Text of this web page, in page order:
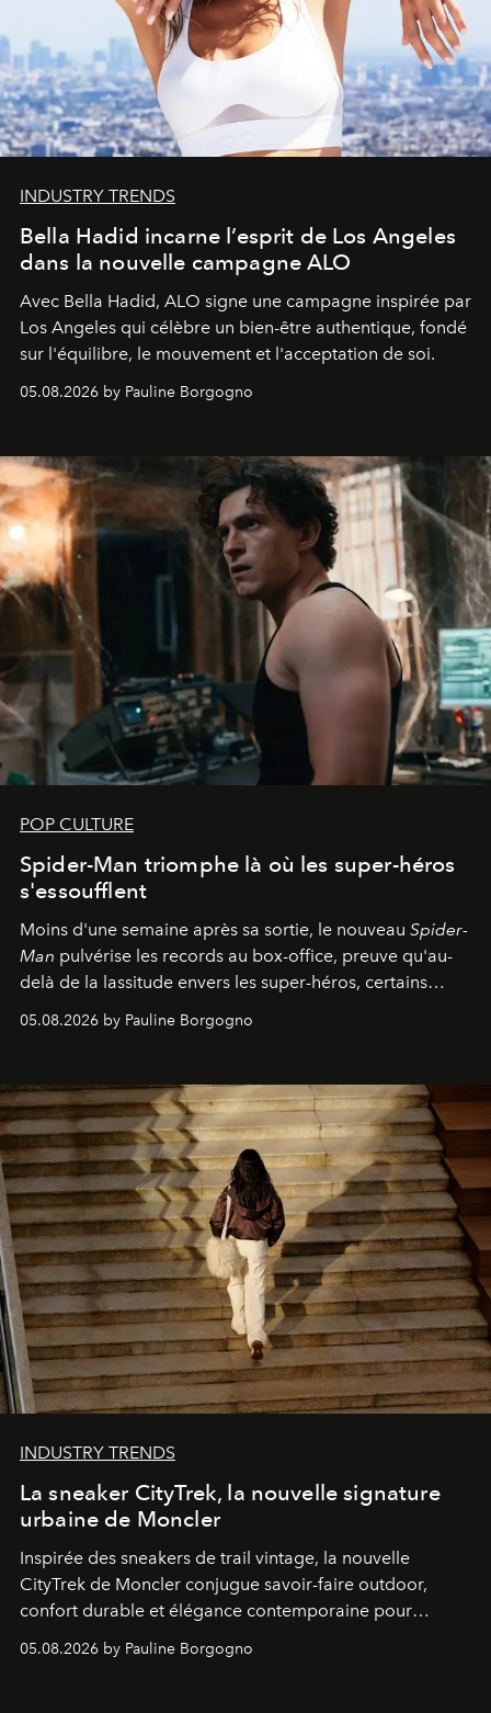
INDUSTRY TRENDS
Bella Hadid incarne l’esprit de Los Angeles
dans la nouvelle campagne ALO
Avec Bella Hadid, ALO signe une campagne inspirée par
Los Angeles qui célèbre un bien-être authentique, fondé
sur l'équilibre, le mouvement et l'acceptation de soi.
05.08.2026 by Pauline Borgogno
POP CULTURE
Spider-Man triomphe là où les super-héros
s'essoufflent
Moins d'une semaine après sa sortie, le nouveau Spider-
Man pulvérise les records au box-office, preuve qu'au-
delà de la lassitude envers les super-héros, certains
05.08.2026 by Pauline Borgogno
INDUSTRY TRENDS
La sneaker CityTrek, la nouvelle signature
urbaine de Moncler
Inspirée des sneakers de trail vintage, la nouvelle
CityTrek de Moncler conjugue savoir-faire outdoor,
confort durable et élégance contemporaine pour
05.08.2026 by Pauline Borgogno